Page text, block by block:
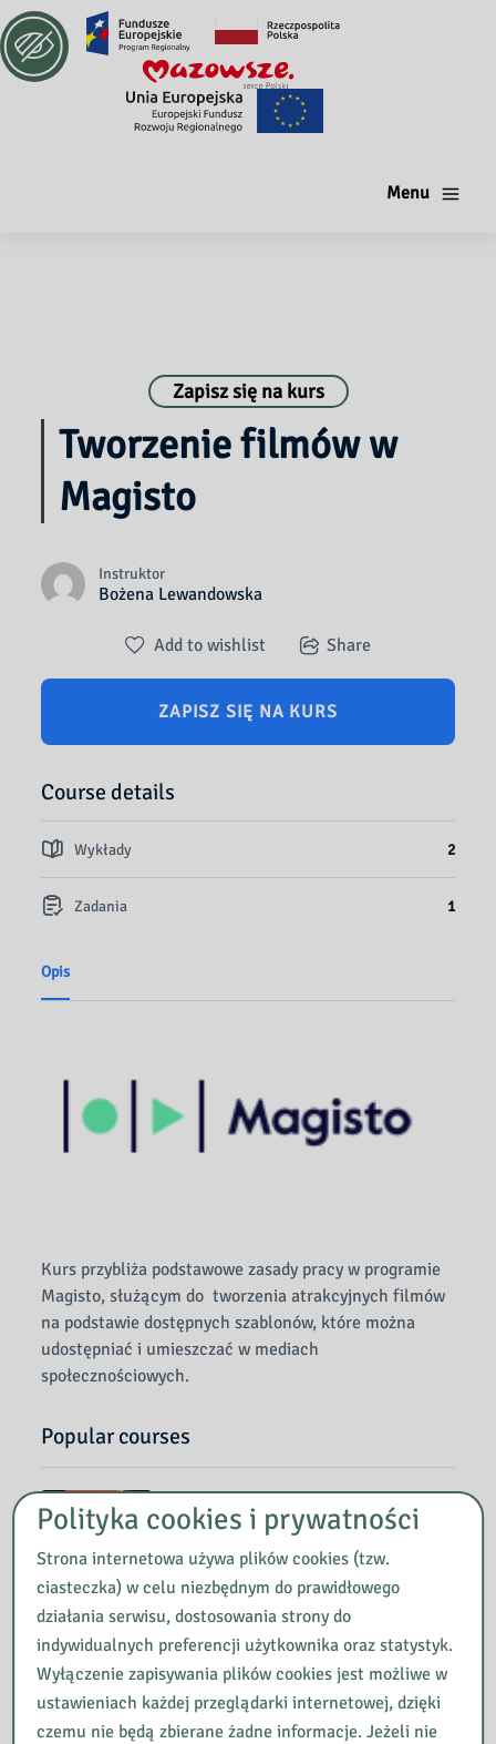
Menu
Tworzenie filmów w
Magisto
Instruktor
Bożena Lewandowska
Opis
Kurs przybliża podstawowe zasady pracy w programie
Magisto, służącym do tworzenia atrakcyjnych filmów
na podstawie dostępnych szablonów, które można
udostępniać i umieszczać w mediach
społecznościowych.
Add to wishlist Share
ZAPISZ SIĘ NA KURS
Zapisz się na kurs
Course details
Wykłady 2
Zadania 1
Popular courses
Ewidencja materiałów bibliotecznych
Bezpłatnie
Autor: Bożena Lewandowska
Tworzenie materiałów promocyjnych
w p...
Bezpłatnie
Autor: Bożena Lewandowska
Polityka cookies i prywatności
Strona internetowa używa plików cookies (tzw.
ciasteczka) w celu niezbędnym do prawidłowego
działania serwisu, dostosowania strony do
indywidualnych preferencji użytkownika oraz statystyk.
Wyłączenie zapisywania plików cookies jest możliwe w
ustawieniach każdej przeglądarki internetowej, dzięki
czemu nie będą zbierane żadne informacje. Jeżeli nie